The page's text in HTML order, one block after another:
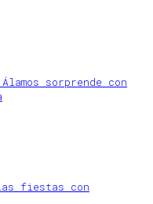
sorprende con
fiestas con